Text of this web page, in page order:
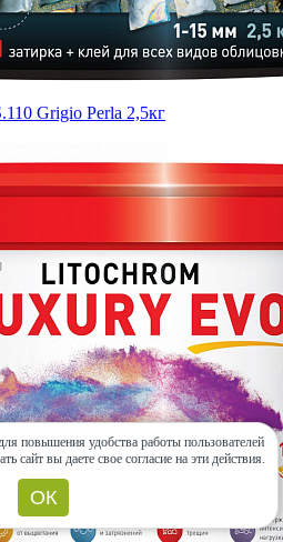
Grigio Perla 2,5кг
повышения удобства работы пользователей
сайт вы даете свое согласие на эти действия.
ОК